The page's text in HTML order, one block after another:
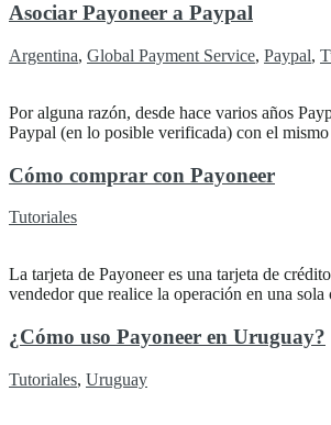
Asociar Payoneer a Paypal
Argentina, Global Payment Service, Paypal,
Por alguna razón, desde hace varios años
Paypal (en lo posible verificada) con el
Cómo comprar con Payoneer
Tutoriales
La tarjeta de Payoneer es una tarjeta de
vendedor que realice la operación en una
¿Cómo uso Payoneer en Uruguay?
Tutoriales, Uruguay